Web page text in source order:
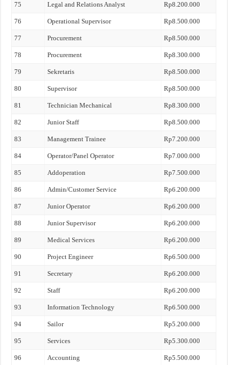
75 Legal and Relations Analyst Rp8.200.000
76 Operational Supervisor Rp8.500.000
77 Procurement Rp8.500.000
78 Procurement Rp8.300.000
79 Sekretaris Rp8.500.000
80 Supervisor Rp8.500.000
81 Technician Mechanical Rp8.300.000
82 Junior Staff Rp8.500.000
83 Management Trainee Rp7.200.000
84 Operator/Panel Operator Rp7.000.000
85 Addoperation Rp7.500.000
86 Admin/Customer Service Rp6.200.000
87 Junior Operator Rp6.200.000
88 Junior Supervisor Rp6.200.000
89 Medical Services Rp6.200.000
90 Project Engineer Rp6.500.000
91 Secretary Rp6.200.000
92 Staff Rp6.200.000
93 Information Technology Rp6.500.000
94 Sailor Rp5.200.000
95 Services Rp5.300.000
96 Accounting Rp5.500.000